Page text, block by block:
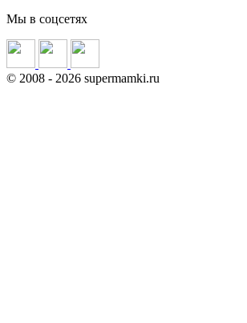
Мы в соцсетях
© 2008 - 2026 supermamki.ru